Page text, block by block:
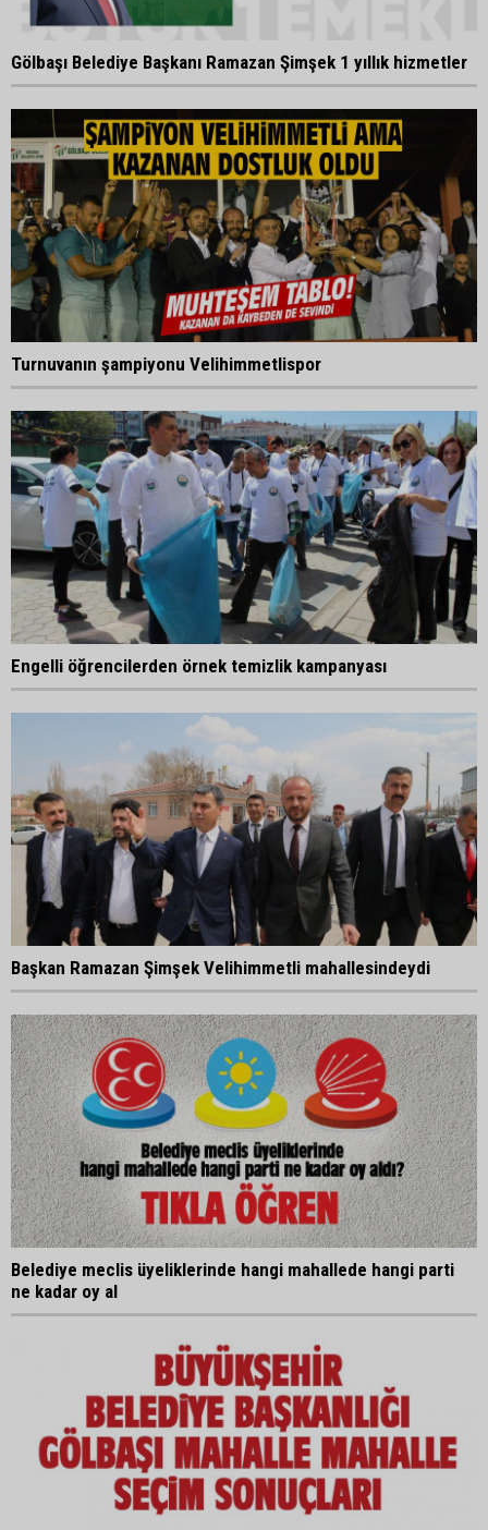
Gölbaşı Belediye Başkanı Ramazan Şimşek 1 yıllık hizmetler
Turnuvanın şampiyonu Velihimmetlispor
Engelli öğrencilerden örnek temizlik kampanyası
Başkan Ramazan Şimşek Velihimmetli mahallesindeydi
Belediye meclis üyeliklerinde hangi mahallede hangi parti
ne kadar oy al